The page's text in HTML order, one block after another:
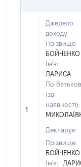
1
Джерело
доходу:
Прізвище:
БОЙЧЕНКО
Ім'я:
ЛАРИСА
По
(за
наявності):
Декларує:
Прізвище:
БОЙЧЕНКО
Ім'я: